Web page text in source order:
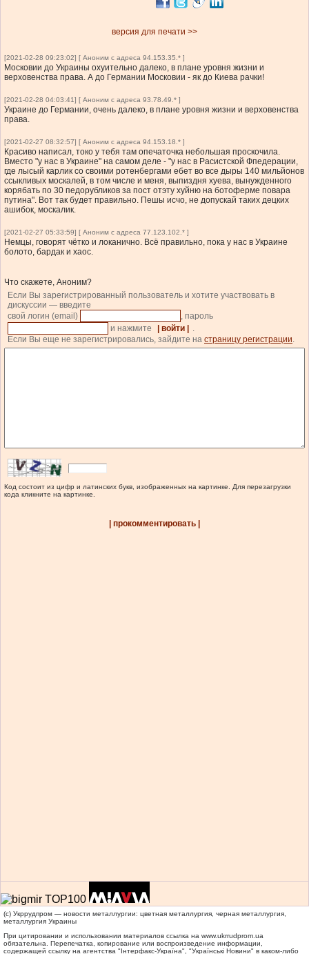
версия для печати >>
[2021-02-28 09:23:02] [ Аноним с адреса 94.153.35.* ]
Московии до Украины охуительно далеко, в плане уровня жизни и
верховенства права. А до Германии Московии - як до Киева рачки!
[2021-02-28 04:03:41] [ Аноним с адреса 93.78.49.* ]
Украине до Германии, очень далеко, в плане уровня жизни и верховенства
права.
[2021-02-27 08:32:57] [ Аноним с адреса 94.153.18.* ]
Красиво написал, токо у тебя там опечаточка небольшая проскочила.
Вместо "у нас в Украине" на самом деле - "у нас в Расистской Фпедерации,
где лысый карлик со своими ротенбергами ебет во все дыры 140 мильйонов
ссыкливых москалей, в том числе и меня, выпиздня хуева, вынужденного
корябать по 30 педорубликов за пост отэту хуйню на ботоферме повара
путина". Вот так будет правильно. Пешы исчо, не допускай таких децких
ашибок, москалик.
[2021-02-27 05:33:59] [ Аноним с адреса 77.123.102.* ]
Немцы, говорят чётко и локанично. Всё правильно, пока у нас в Украине
болото, бардак и хаос.
Что скажете, Аноним?
Если Вы зарегистрированный пользователь и хотите участвовать в
дискуссии — введите
свой логин (email)
, пароль
и нажмите
| войти |
.
Если Вы еще не зарегистрировались, зайдите на страницу регистрации.
Код состоит из цифр и латинских букв, изображенных на картинке. Для перезагрузки
кода кликните на картинке.
| прокомментировать |
(c) Укррудпром — новости металлургии: цветная металлургия, черная металлургия,
металлургия Украины
При цитировании и использовании материалов ссылка на www.ukrrudprom.ua
обязательна. Перепечатка, копирование или воспроизведение информации,
содержащей ссылку на агентства "Iнтерфакс-Україна", "Українськi Новини" в каком-либо